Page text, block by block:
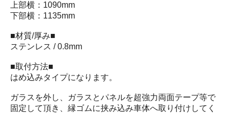
上部横：1090mm
下部横：1135mm
■材質/厚み■
ステンレス / 0.8mm
■取付方法■
はめ込みタイプになります。
ガラスを外し、ガラスとパネルを超強力両面テープ等で
固定して頂き、縁ゴムに挟み込み車体へ取り付けしてく